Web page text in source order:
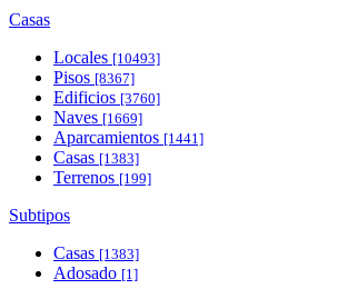
Casas
Locales [10493]
Pisos [8367]
Edificios [3760]
Naves [1669]
Aparcamientos [1441]
Casas [1383]
Terrenos [199]
Subtipos
Casas [1383]
Adosado [1]